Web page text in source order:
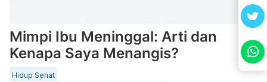
Mimpi Ibu Meninggal: Arti dan
Kenapa Saya Menangis?
Hidup Sehat